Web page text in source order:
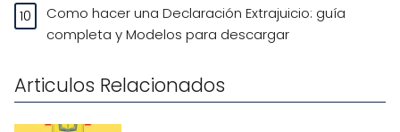
Como hacer una Declaración Extrajuicio: guía
completa y Modelos para descargar
Articulos Relacionados